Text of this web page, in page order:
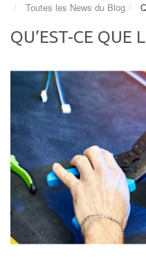
Toutes les News du Blog
QU’EST-CE QUE